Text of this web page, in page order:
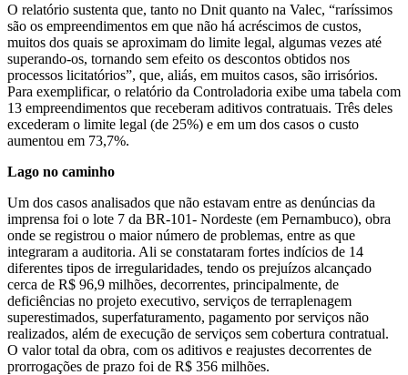
O relatório sustenta que, tanto no Dnit quanto na Valec, “raríssimos
são os empreendimentos em que não há acréscimos de custos,
muitos dos quais se aproximam do limite legal, algumas vezes até
superando-os, tornando sem efeito os descontos obtidos nos
processos licitatórios”, que, aliás, em muitos casos, são irrisórios.
Para exemplificar, o relatório da Controladoria exibe uma tabela com
13 empreendimentos que receberam aditivos contratuais. Três deles
excederam o limite legal (de 25%) e em um dos casos o custo
aumentou em 73,7%.
Lago no caminho
Um dos casos analisados que não estavam entre as denúncias da
imprensa foi o lote 7 da BR-101- Nordeste (em Pernambuco), obra
onde se registrou o maior número de problemas, entre as que
integraram a auditoria. Ali se constataram fortes indícios de 14
diferentes tipos de irregularidades, tendo os prejuízos alcançado
cerca de R$ 96,9 milhões, decorrentes, principalmente, de
deficiências no projeto executivo, serviços de terraplenagem
superestimados, superfaturamento, pagamento por serviços não
realizados, além de execução de serviços sem cobertura contratual.
O valor total da obra, com os aditivos e reajustes decorrentes de
prorrogações de prazo foi de R$ 356 milhões.